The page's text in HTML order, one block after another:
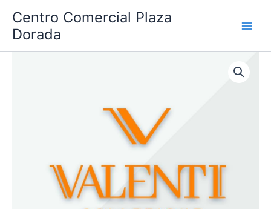
contenido
Centro Comercial Plaza
Dorada